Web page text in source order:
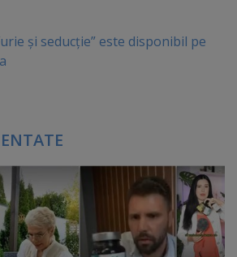
și seducție” este disponibil pe